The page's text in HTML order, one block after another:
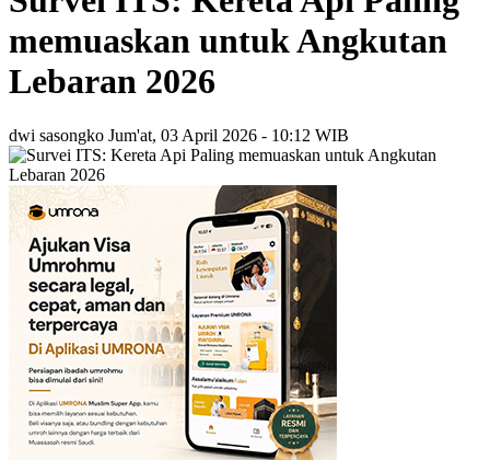
memuaskan untuk Angkutan
Lebaran 2026
dwi sasongko Jum'at, 03 April 2026 - 10:12 WIB